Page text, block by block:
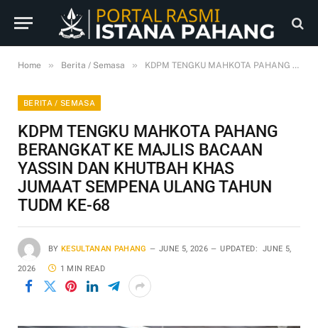
Home » Berita / Semasa » KDPM TENGKU MAHKOTA PAHANG BERANGKAT KE MAJLIS BACAAN YASSIN DAN KHUTBAH KHAS JUMAAT SEMPENA ULANG TAHUN TUDM KE-68
BERITA / SEMASA
KDPM TENGKU MAHKOTA PAHANG
BERANGKAT KE MAJLIS BACAAN
YASSIN DAN KHUTBAH KHAS
JUMAAT SEMPENA ULANG TAHUN
TUDM KE-68
BY KESULTANAN PAHANG JUNE 5, 2026 UPDATED: JUNE 5,
2026 1 MIN READ